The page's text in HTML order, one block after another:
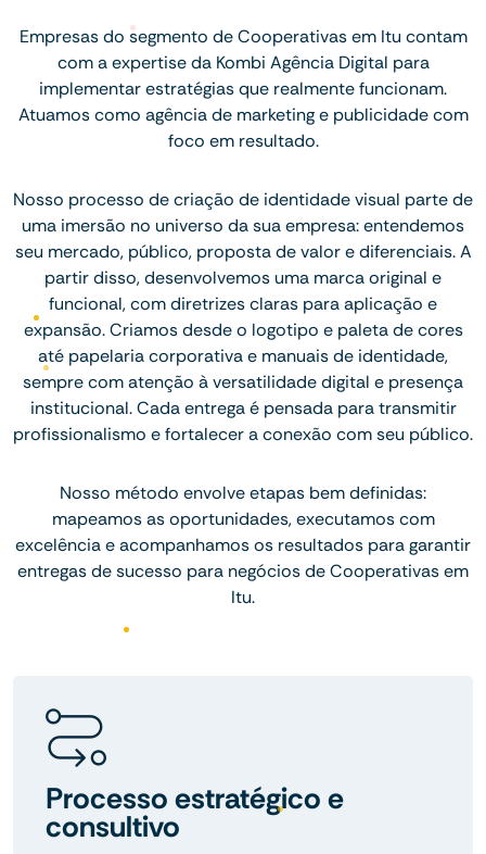
Empresas do segmento de Cooperativas em Itu contam
com a expertise da Kombi Agência Digital para
implementar estratégias que realmente funcionam.
Atuamos como agência de marketing e publicidade com
foco em resultado.
Nosso processo de criação de identidade visual parte de
uma imersão no universo da sua empresa: entendemos
seu mercado, público, proposta de valor e diferenciais. A
partir disso, desenvolvemos uma marca original e
funcional, com diretrizes claras para aplicação e
expansão. Criamos desde o logotipo e paleta de cores
até papelaria corporativa e manuais de identidade,
sempre com atenção à versatilidade digital e presença
institucional. Cada entrega é pensada para transmitir
profissionalismo e fortalecer a conexão com seu público.
Nosso método envolve etapas bem definidas:
mapeamos as oportunidades, executamos com
excelência e acompanhamos os resultados para garantir
entregas de sucesso para negócios de Cooperativas em
Itu.
Processo estratégico e
consultivo